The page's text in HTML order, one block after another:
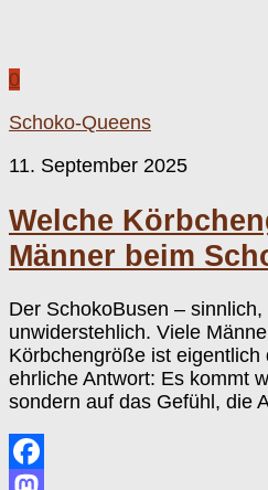
0
Schoko-Queens
11. September 2025
Welche
Männer beim
Der SchokoBusen –
unwiderstehlich. Viele
Körbchengröße ist
ehrliche Antwort: Es kommt
sondern auf das Gefühl, die